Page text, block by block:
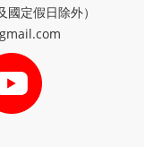
定假日除外）